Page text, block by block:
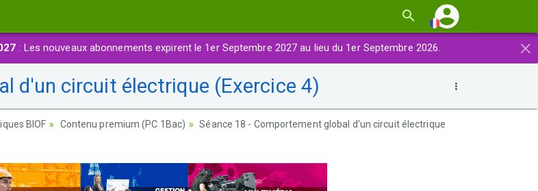
×
: Les nouveaux abonnements expirent le 1er Septembre 2027 au lieu du 1er Septembre 2026.
d'un circuit électrique (Exercice 4)
BIOF Contenu premium (PC 1Bac)
Séance 18 - Comportement global d'un circuit électrique